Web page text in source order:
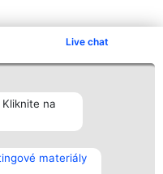
Live chat
na
materiály
Kontakt
Kontakt